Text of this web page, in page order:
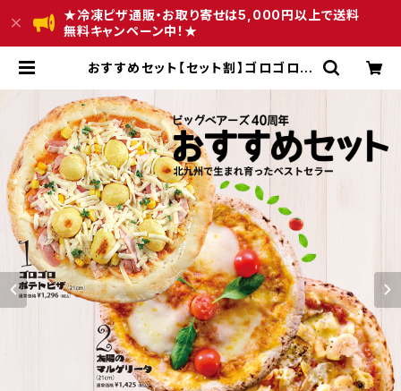
★冷凍ピザ通販・お取り寄せは5,000円以上で送料
無料キャンペーン中！★
おすすめセット【セット割】ゴロゴロポ
牧場のモッツァレラチーズ）／海の幸
たっぷりピザ | 冷凍ピザの通販・お取
り寄せ｜九州老舗ビッグベアーズピザ